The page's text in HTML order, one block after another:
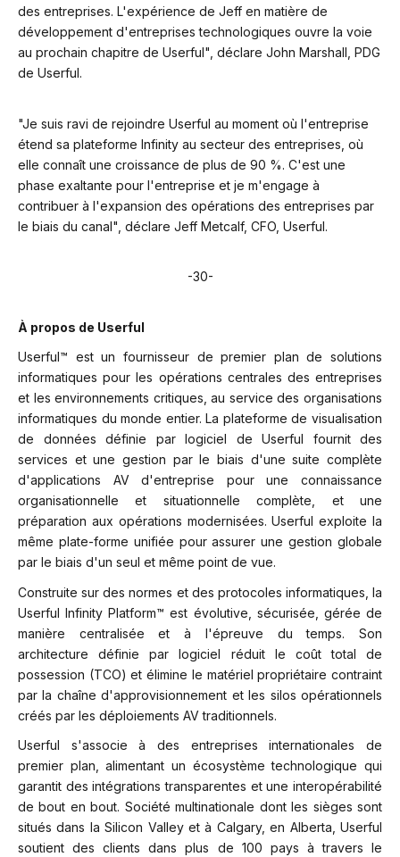
des entreprises. L'expérience de Jeff en matière de
développement d'entreprises technologiques ouvre la voie
au prochain chapitre de Userful", déclare John Marshall, PDG
de Userful.
"Je suis ravi de rejoindre Userful au moment où l'entreprise
étend sa plateforme Infinity au secteur des entreprises, où
elle connaît une croissance de plus de 90 %. C'est une
phase exaltante pour l'entreprise et je m'engage à
contribuer à l'expansion des opérations des entreprises par
le biais du canal", déclare Jeff Metcalf, CFO, Userful.
-30-
À propos de Userful
Userful™ est un fournisseur de premier plan de solutions
informatiques pour les opérations centrales des entreprises
et les environnements critiques, au service des organisations
informatiques du monde entier. La plateforme de visualisation
de données définie par logiciel de Userful fournit des
services et une gestion par le biais d'une suite complète
d'applications AV d'entreprise pour une connaissance
organisationnelle et situationnelle complète, et une
préparation aux opérations modernisées. Userful exploite la
même plate-forme unifiée pour assurer une gestion globale
par le biais d'un seul et même point de vue.
Construite sur des normes et des protocoles informatiques, la
Userful Infinity Platform™ est évolutive, sécurisée, gérée de
manière centralisée et à l'épreuve du temps. Son
architecture définie par logiciel réduit le coût total de
possession (TCO) et élimine le matériel propriétaire contraint
par la chaîne d'approvisionnement et les silos opérationnels
créés par les déploiements AV traditionnels.
Userful s'associe à des entreprises internationales de
premier plan, alimentant un écosystème technologique qui
garantit des intégrations transparentes et une interopérabilité
de bout en bout. Société multinationale dont les sièges sont
situés dans la Silicon Valley et à Calgary, en Alberta, Userful
soutient des clients dans plus de 100 pays à travers le